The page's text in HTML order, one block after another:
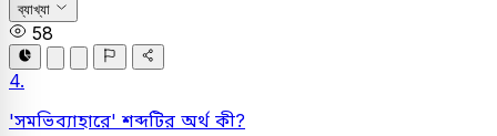
ব্যাখ্যা
58
4.
'সমভিব্যাহারে' শব্দটির অর্থ কী?